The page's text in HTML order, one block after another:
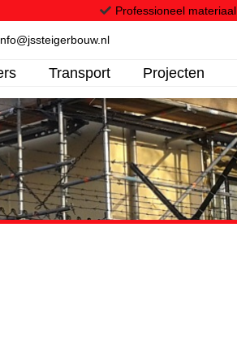
Professioneel materiaal
Transport Projecten